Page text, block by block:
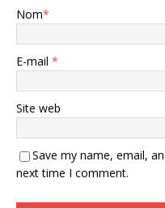
Nom*
E-mail *
Site web
Save my name, email,
next time I comment.